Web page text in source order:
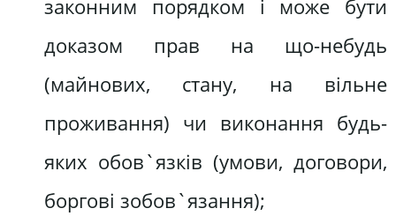
законним порядком і може бути
доказом прав на що-небудь
(майнових, стану, на вільне
проживання) чи виконання будь-
яких обов`язків (умови, договори,
боргові зобов`язання);